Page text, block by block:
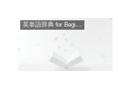
英単語辞典 for Beginners